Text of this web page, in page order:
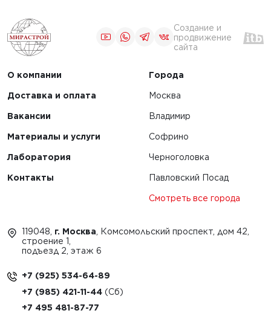
Создание и
продвижение
сайта
О компании
Доставка и оплата
Вакансии
Материалы и услуги
Лаборатория
Контакты
Города
Москва
Владимир
Софрино
Черноголовка
Павловский Посад
Смотреть все города
119048, г. Москва , Комсомольский проспект, дом 42,
строение 1,
подъезд 2, этаж 6
+7 (925) 534-64-89
+7 (985) 421-11-44
+7 495 481-87-77